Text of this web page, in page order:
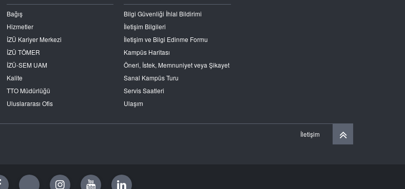
Bağış
Hizmetler
İZÜ Kariyer Merkezi
İZÜ TÖMER
İZÜ-SEM UAM
Kalite
TTO Müdürlüğü
Uluslararası Ofis
Bilgi Güvenliği İhlal Bildirimi
İletişim Bilgileri
İletişim ve Bilgi Edinme Formu
Kampüs Haritası
Öneri, İstek, Memnuniyet veya Şikayet
Sanal Kampüs Turu
Servis Saatleri
Ulaşım
İletişim